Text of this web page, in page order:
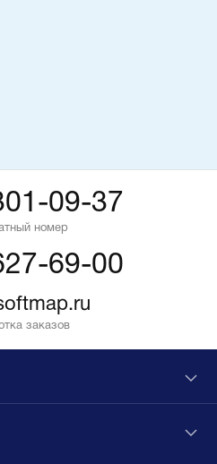
09-37
номер
69-00
заказов